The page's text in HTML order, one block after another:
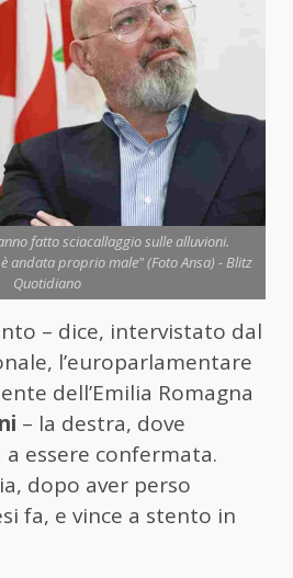
fatto sciacallaggio sulle alluvioni.
andata proprio male" (Foto Ansa) - Blitz
Quotidiano
– dice, intervistato dal
l’europarlamentare
dell’Emilia Romagna
– la destra, dove
essere confermata.
dopo aver perso
fa, e vince a stento in